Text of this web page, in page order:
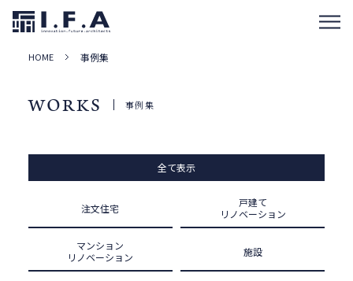
HOME 事例集
WORKS 事例集
全て表示
注文住宅
戸建て
リノベーション
マンション
リノベーション
施設